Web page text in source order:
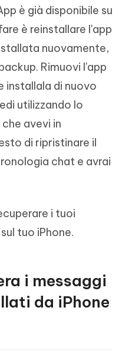
è già disponibile su
è reinstallare l'app
nuovamente,
Rimuovi l'app
installala di nuovo
utilizzando lo
avevi in
di ripristinare il
chat e avrai
i tuoi
tuo iPhone.
i messaggi
da iPhone